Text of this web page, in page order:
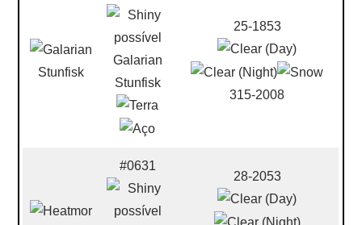
Galarian
Stunfisk
25-1853
315-2008
#0631
28-2053